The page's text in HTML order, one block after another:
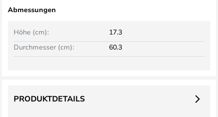
Abmessungen
Höhe (cm):
17.3
Durchmesser (cm):
60.3
PRODUKTDETAILS